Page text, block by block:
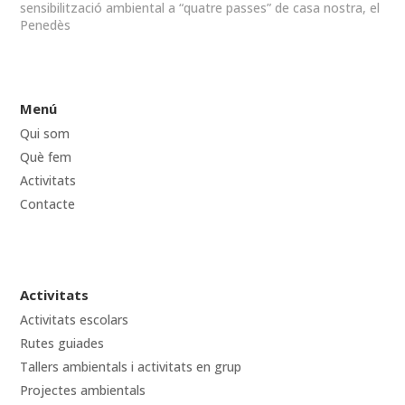
sensibilització ambiental a “quatre passes” de casa nostra, el
Penedès
Menú
Qui som
Què fem
Activitats
Contacte
Activitats
Activitats escolars
Rutes guiades
Tallers ambientals i activitats en grup
Projectes ambientals